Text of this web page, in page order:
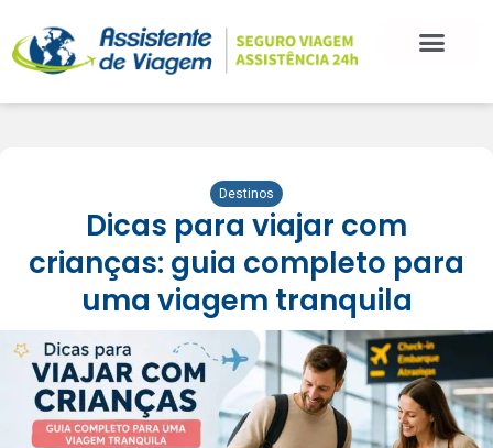
Destinos
Dicas para viajar com
crianças: guia completo para
uma viagem tranquila